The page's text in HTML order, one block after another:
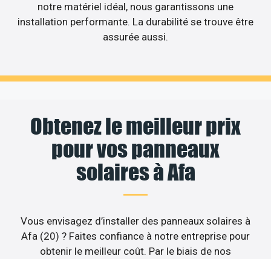
notre matériel idéal, nous garantissons une
installation performante. La durabilité se trouve être
assurée aussi.
Obtenez le meilleur prix
pour vos panneaux
solaires à Afa
Vous envisagez d’installer des panneaux solaires à
Afa (20) ? Faites confiance à notre entreprise pour
obtenir le meilleur coût. Par le biais de nos